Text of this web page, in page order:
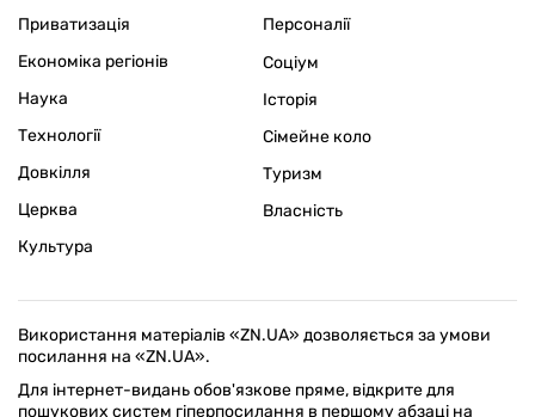
Приватизація
Економіка регіонів
Персоналії
Наука
Технології
Довкілля
Церква
Культура
Соціум
Історія
Сімейне коло
Туризм
Власність
Використання матеріалів «ZN.UA» дозволяється за умови
посилання на «ZN.UA».
Для інтернет-видань обов'язкове пряме, відкрите для
пошукових систем гіперпосилання в першому абзаці на